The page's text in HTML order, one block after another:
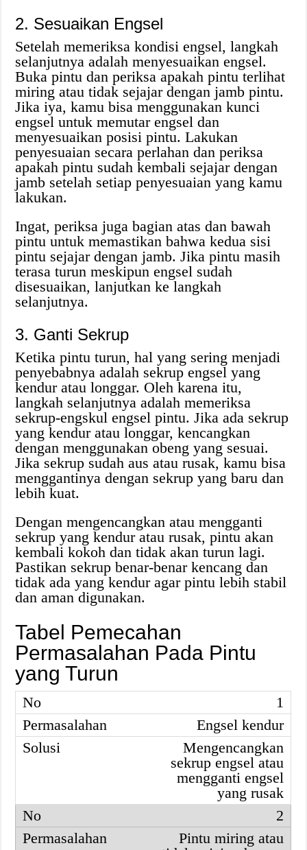
2. Sesuaikan Engsel
Setelah memeriksa kondisi engsel, langkah
selanjutnya adalah menyesuaikan engsel.
Buka pintu dan periksa apakah pintu terlihat
miring atau tidak sejajar dengan jamb pintu.
Jika iya, kamu bisa menggunakan kunci
engsel untuk memutar engsel dan
menyesuaikan posisi pintu. Lakukan
penyesuaian secara perlahan dan periksa
apakah pintu sudah kembali sejajar dengan
jamb setelah setiap penyesuaian yang kamu
lakukan.
Ingat, periksa juga bagian atas dan bawah
pintu untuk memastikan bahwa kedua sisi
pintu sejajar dengan jamb. Jika pintu masih
terasa turun meskipun engsel sudah
disesuaikan, lanjutkan ke langkah
selanjutnya.
3. Ganti Sekrup
Ketika pintu turun, hal yang sering menjadi
penyebabnya adalah sekrup engsel yang
kendur atau longgar. Oleh karena itu,
langkah selanjutnya adalah memeriksa
sekrup-engskul engsel pintu. Jika ada sekrup
yang kendur atau longgar, kencangkan
dengan menggunakan obeng yang sesuai.
Jika sekrup sudah aus atau rusak, kamu bisa
menggantinya dengan sekrup yang baru dan
lebih kuat.
Dengan mengencangkan atau mengganti
sekrup yang kendur atau rusak, pintu akan
kembali kokoh dan tidak akan turun lagi.
Pastikan sekrup benar-benar kencang dan
tidak ada yang kendur agar pintu lebih stabil
dan aman digunakan.
Tabel Pemecahan
Permasalahan Pada Pintu
yang Turun
1
Engsel kendur
Mengencangkan
sekrup engsel atau
mengganti engsel
yang rusak
2
Pintu miring atau